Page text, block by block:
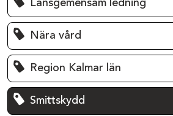
Länsgemensam ledning
Nära vård
Region Kalmar län
Smittskydd